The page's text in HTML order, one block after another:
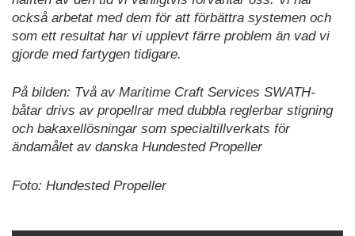
också arbetat med dem för att förbättra systemen och
som ett resultat har vi upplevt färre problem än vad vi
gjorde med fartygen tidigare.
På bilden: Två av Maritime Craft Services SWATH-
båtar drivs av propellrar med dubbla reglerbar stigning
och bakaxellösningar som specialtillverkats för
ändamålet av danska Hundested Propeller
Foto: Hundested Propeller